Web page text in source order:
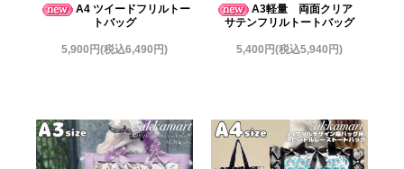
A4 ツイードフリルトー
トバッグ
5,900円(税込6,490円)
A3軽量 両面クリア
サテンフリルトートバッグ
5,400円(税込5,940円)